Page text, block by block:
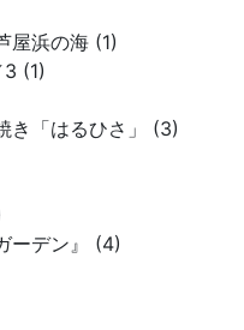
屋浜の海 (1)
(1)
き「はるひさ」 (3)
ーデン』 (4)